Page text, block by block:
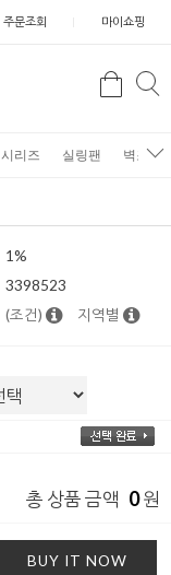
주문조회 마이쇼핑
검
시리즈 실링팬 벽조명
1%
3398523
(조건) 지역별
총 상품 금액 0원
BUY IT NOW